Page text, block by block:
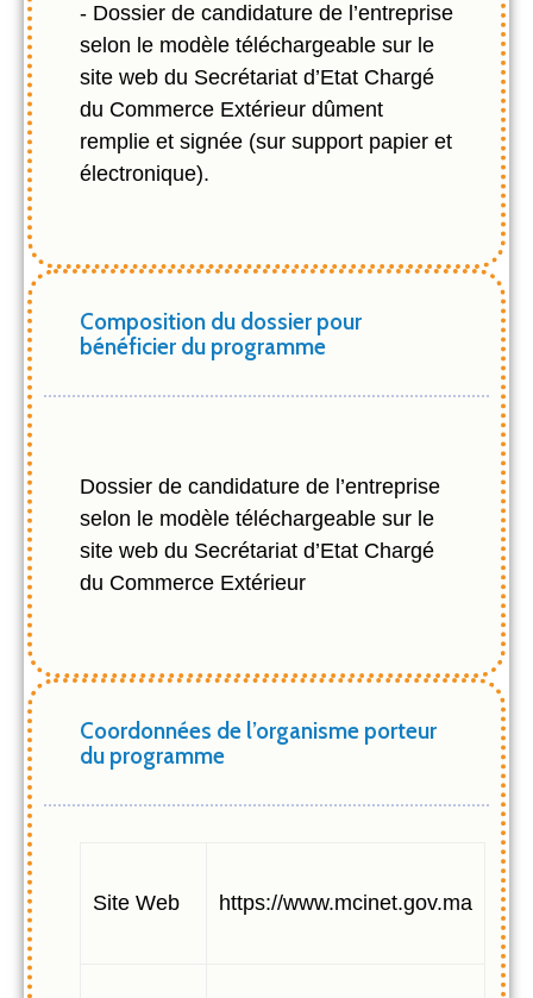
- Dossier de candidature de l’entreprise
selon le modèle téléchargeable sur le
site web du Secrétariat d’Etat Chargé
du Commerce Extérieur dûment
remplie et signée (sur support papier et
électronique).
Composition du dossier pour
bénéficier du programme
Dossier de candidature de l’entreprise
selon le modèle téléchargeable sur le
site web du Secrétariat d’Etat Chargé
du Commerce Extérieur
Coordonnées de l’organisme porteur
du programme
Site Web https://www.mcinet.gov.ma